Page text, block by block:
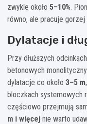
zwykle około 5–10%.
równo, ale pracuje gorzej
Dylatacje i
Przy dłuższych
betonowych
dylatacje co około 3–5 m
bloczkach systemowych
częściowo przejmują
m i więcej nie warto